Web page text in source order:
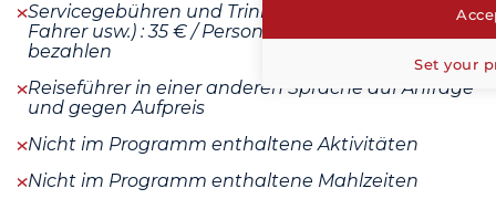
Servicegebühren und Trinkgelder (Besatzung,
Fahrer usw.) : 35 € / Person vor Ort in Bar zu
bezahlen
Reiseführer in einer anderen Sprache auf Anfrage
und gegen Aufpreis
Nicht im Programm enthaltene Aktivitäten
Nicht im Programm enthaltene Mahlzeiten
Set your